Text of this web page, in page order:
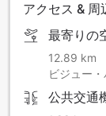
アクセス & 周
最寄りの
12.89 km
ビジュー
公共交通